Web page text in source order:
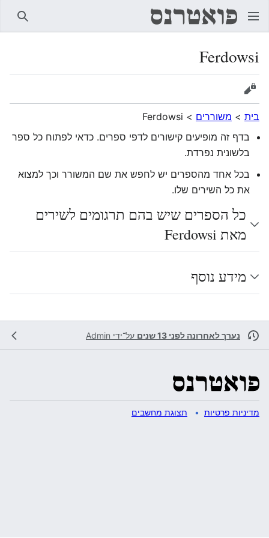
Ferdowsi
הצגת מקור
בית > משוררים >
Ferdowsi
בדף זה מופיעים קישורים לדפי ספרים. כדאי לפתוח כל ספר
בלשונית נפרדת.
בכל אחד מהספרים יש לחפש את שם המשורר וכך למצוא
את כל השירים שלו.
כל הספרים שיש בהם תרגומים לשירים
מאת Ferdowsi
מידע נוסף
נערך לאחרונה לפני 13 שנים על־ידי Admin
מדיניות פרטיות תצוגת מחשבים